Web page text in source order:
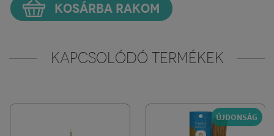
KOSÁRBA RAKOM
KAPCSOLÓDÓ TERMÉKEK
ÚJDONSÁG